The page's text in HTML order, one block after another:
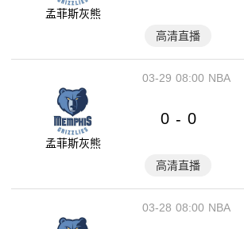
孟菲斯灰熊
高清直播
08:00
03-29 NBA
孟菲斯灰熊
0 - 0
高清直播
08:00
03-28 NBA